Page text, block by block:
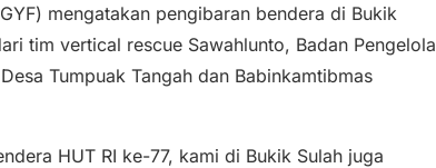
mengatakan pengibaran bendera di Bukik
tim vertical rescue Sawahlunto, Badan Pengelola
Tumpuak Tangah dan Babinkamtibmas
HUT RI ke-77, kami di Bukik Sulah juga